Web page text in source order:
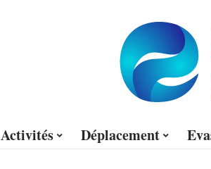
Activités Déplacement